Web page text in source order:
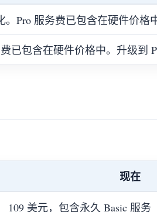
。Pro 服务费已包含在硬件价格
已包含在硬件价格中。升级到
现在
109 美元，包含永久 Basic 服务